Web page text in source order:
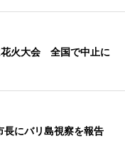
火大会 全国で中止に
長にバリ島視察を報告